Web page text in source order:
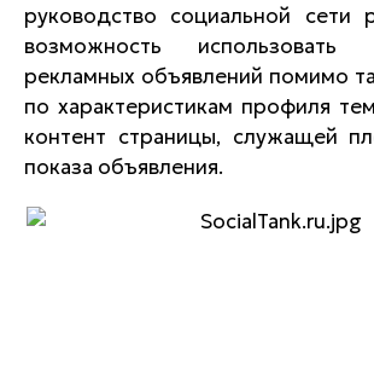
руководство социальной сети
возможность
рекламных объявлений помимо
по характеристикам профиля
контент страницы, служащей
показа объявления.